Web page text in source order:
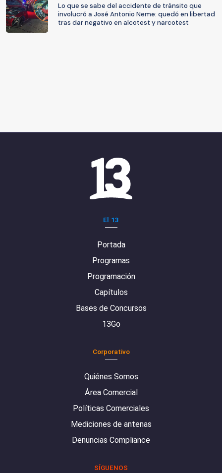
Lo que se sabe del accidente de tránsito que
involucró a José Antonio Neme: quedó en libertad
tras dar negativo en alcotest y narcotest
El 13
Portada
Programas
Programación
Capítulos
Bases de Concursos
13Go
Corporativo
Quiénes Somos
Área Comercial
Políticas Comerciales
Mediciones de antenas
Denuncias Compliance
SÍGUENOS